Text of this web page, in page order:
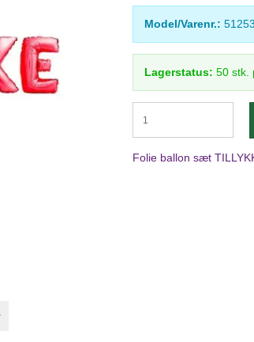
Model/Varenr.:
Lagerstatus: 50 stk.
Folie ballon sæt